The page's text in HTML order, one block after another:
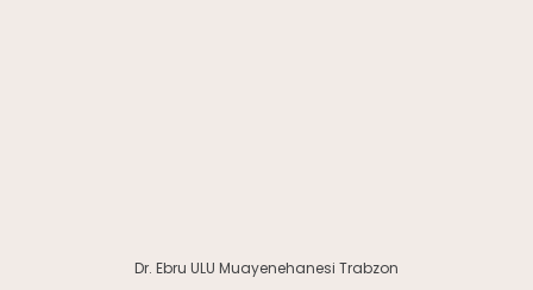
Dr. Ebru ULU Muayenehanesi Trabzon